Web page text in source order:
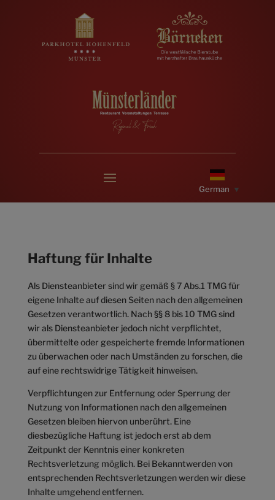
German ▼
Haftung für Inhalte
Als Diensteanbieter sind wir gemäß § 7 Abs.1 TMG für
eigene Inhalte auf diesen Seiten nach den allgemeinen
Gesetzen verantwortlich. Nach §§ 8 bis 10 TMG sind
wir als Diensteanbieter jedoch nicht verpflichtet,
übermittelte oder gespeicherte fremde Informationen
zu überwachen oder nach Umständen zu forschen, die
auf eine rechtswidrige Tätigkeit hinweisen.
Verpflichtungen zur Entfernung oder Sperrung der
Nutzung von Informationen nach den allgemeinen
Gesetzen bleiben hiervon unberührt. Eine
diesbezügliche Haftung ist jedoch erst ab dem
Zeitpunkt der Kenntnis einer konkreten
Rechtsverletzung möglich. Bei Bekanntwerden von
entsprechenden Rechtsverletzungen werden wir diese
Inhalte umgehend entfernen.